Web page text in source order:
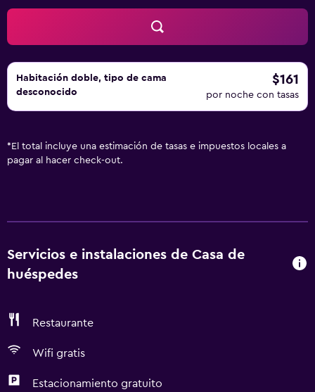
Habitación doble, tipo de cama
desconocido
$161
por noche con tasas
* El total incluye una estimación de tasas e impuestos locales a
pagar al hacer check-out.
Servicios e instalaciones de Casa de
huéspedes
Restaurante
Wifi gratis
Estacionamiento gratuito